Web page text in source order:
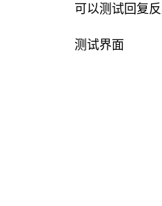
可以测试回复
测试界面